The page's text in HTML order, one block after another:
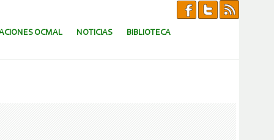
OCMAL NOTICIAS BIBLIOTECA